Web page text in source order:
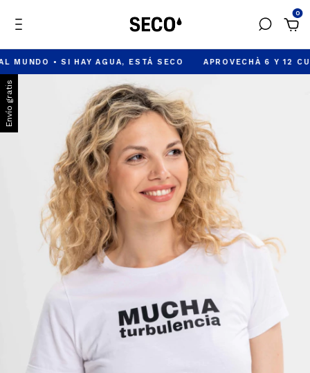
0
• SI HAY AGUA, ESTÁ SECO APROVECHÀ 6 Y 12 CUOTAS
Envío gratis